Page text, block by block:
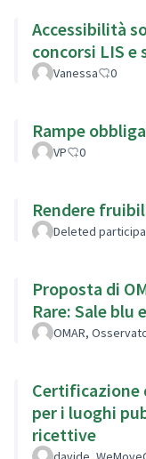
Accessibilità
concorsi LIS
Vanessa 0
Rampe
VP 0
Rendere
Deleted
Proposta di
Rare: Sale
OMAR,
Certificazione
per i luoghi pubblici
ricettive